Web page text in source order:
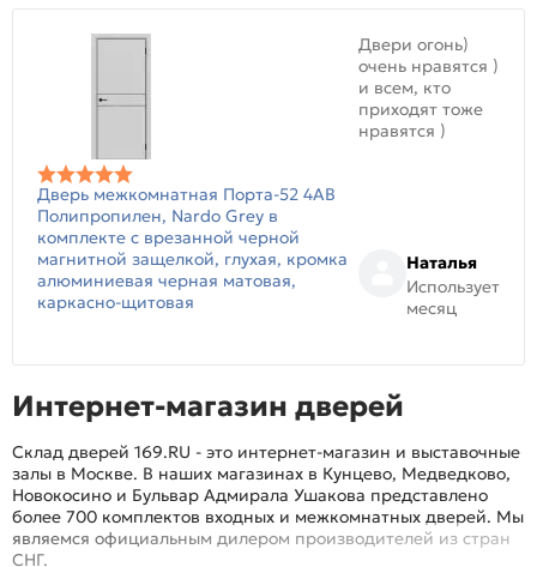
Дверь межкомнатная Порта-52 4AB
Полипропилен, Nardo Grey в
комплекте с врезанной черной
магнитной защелкой, глухая, кромка
алюминиевая черная матовая,
каркасно-щитовая
Двери огонь)
очень нравятся )
и всем, кто
приходят тоже
нравятся )
Наталья
Использует
месяц
Интернет-магазин дверей
Склад дверей 169.RU - это интернет-магазин и выставочные
залы в Москве. В наших магазинах в Кунцево, Медведково,
Новокосино и Бульвар Адмирала Ушакова представлено
более 700 комплектов входных и межкомнатных дверей. Мы
являемся официальным дилером производителей из стран
СНГ.